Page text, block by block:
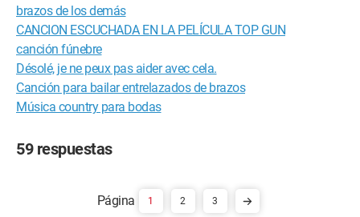
brazos de los demás
CANCION ESCUCHADA EN LA PELÍCULA TOP GUN
canción fúnebre
Désolé, je ne peux pas aider avec cela.
Canción para bailar entrelazados de brazos
Música country para bodas
59 respuestas
1 2 3